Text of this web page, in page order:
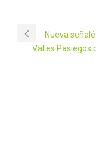
Nueva
Valles Pasiegos